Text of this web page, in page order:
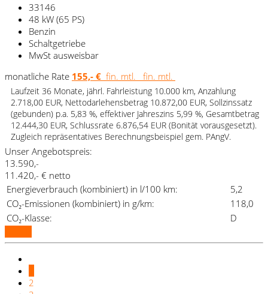
33146
48 kW (65 PS)
Benzin
Schaltgetriebe
MwSt ausweisbar
monatliche Rate 155,- € fin. mtl. fin. mtl.
Laufzeit 36 Monate, jährl. Fahrleistung 10.000 km, Anzahlung
2.718,00 EUR, Nettodarlehensbetrag 10.872,00 EUR, Sollzinssatz
(gebunden) p.a. 5,83 %, effektiver Jahreszins 5,99 %, Gesamtbetrag
12.444,30 EUR, Schlussrate 6.876,54 EUR (Bonität vorausgesetzt).
Zugleich repräsentatives Berechnungsbeispiel gem. PAngV.
Unser Angebotspreis:
13.590,-
11.420,- € netto
Energieverbrauch (kombiniert) in l/100 km:
5,2
CO₂-Emissionen (kombiniert) in g/km:
118,0
CO₂-Klasse:
D
2